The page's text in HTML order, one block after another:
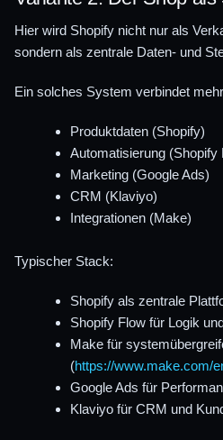
Hier wird Shopify nicht nur als
sondern als zentrale Daten- und
Ein solches System verbindet
Produktdaten (Shopify)
Automatisierung (Shopify
Marketing (Google Ads)
CRM (Klaviyo)
Integrationen (Make)
Typischer Stack:
Shopify als zentrale
Shopify Flow für Logik
Make für
(https://www.make.com/
Google Ads für
Klaviyo für CRM und